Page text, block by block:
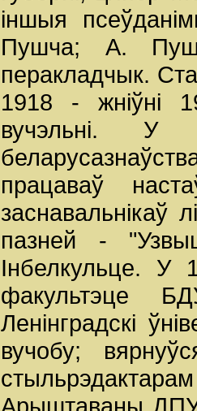
іншыя
Пушча; А.
перакладчык.
1918 - жніўні
вучэльні. У
працаваў
заснавальнікаў
пазней -
Інбелкульце. У
факультэце
Ленінградскі
вучобу;